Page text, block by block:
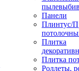
Панели
Плинтус/
Плитка
Плитка
Роллеты,